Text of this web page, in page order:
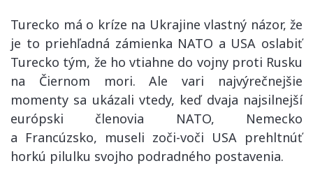
Turecko má o kríze na Ukrajine vlastný názor, že
je to priehľadná zámienka NATO a USA oslabiť
Turecko tým, že ho vtiahne do vojny proti Rusku
na Čiernom mori. Ale vari najvýrečnejšie
momenty sa ukázali vtedy, keď dvaja najsilnejší
európski členovia NATO, Nemecko
a Francúzsko, museli zoči-voči USA prehltnúť
horkú pilulku svojho podradného postavenia.